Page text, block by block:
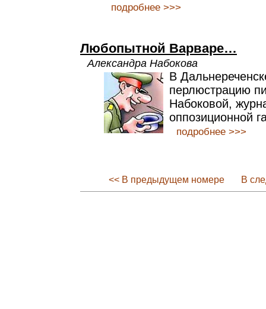
подробнее >>>
Любопытной Варваре…
Александра Набокова
В
перлюстрацию
Набоковой,
оппозиционной
подробнее >>>
<< В предыдущем номере В